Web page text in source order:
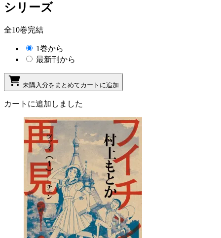
シリーズ
全10巻完結
1巻から
最新刊から
未購入分をまとめてカートに追加
カートに追加しました